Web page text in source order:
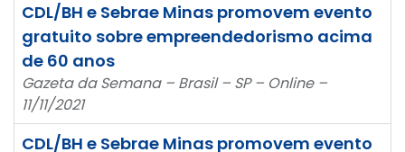
CDL/BH e Sebrae Minas promovem evento
gratuito sobre empreendedorismo acima
de 60 anos
Gazeta da Semana – Brasil – SP – Online –
11/11/2021
CDL/BH e Sebrae Minas promovem evento